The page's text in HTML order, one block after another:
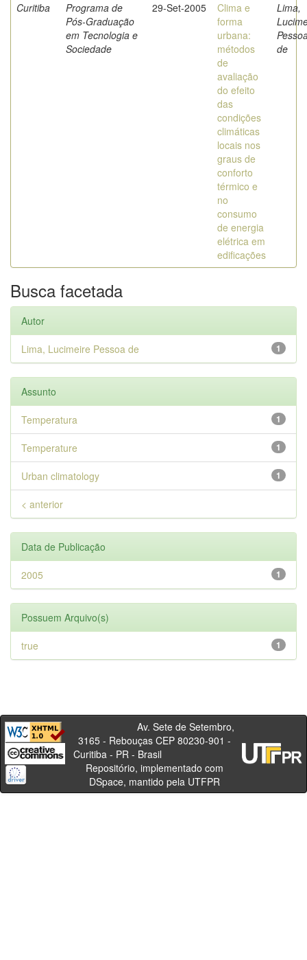
Curitiba
Programa de
Pós-Graduação
em Tecnologia e
Sociedade
29-Set-2005
Clima e
forma
urbana:
métodos
de
avaliação
do efeito
das
condições
climáticas
locais nos
graus de
conforto
térmico e
no
consumo
de energia
elétrica em
edificações
Lima,
de
Busca facetada
Autor
1
Lima, Lucimeire Pessoa de
Assunto
1
Temperatura
1
Temperature
1
Urban climatology
< anterior
Data de Publicação
1
2005
Possuem Arquivo(s)
1
true
Av. Sete de Setembro,
3165 - Rebouças CEP 80230-901 -
Curitiba - PR - Brasil
Repositório, implementado com
DSpace, mantido pela UTFPR